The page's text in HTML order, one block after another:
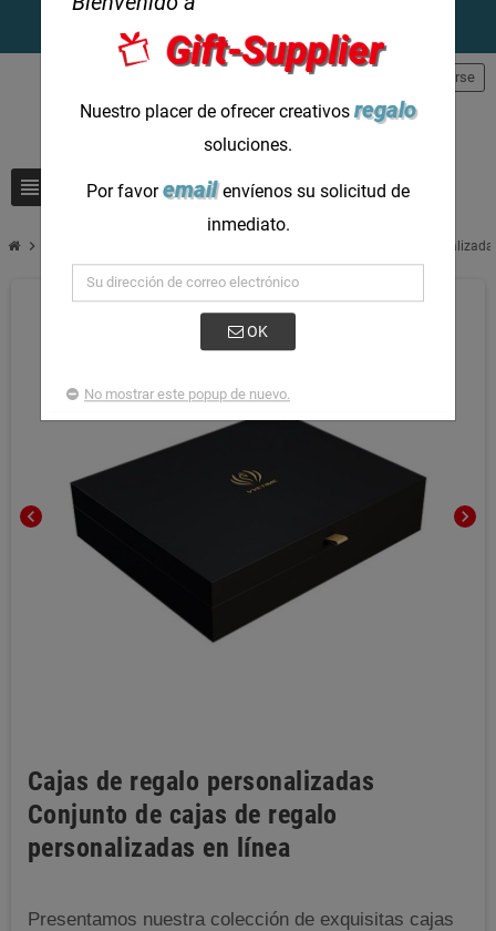
view_headline search
Registrarse
chevron_right Cajas de regalo personalizadas Conjunto de cajas de regalo
chevron_left chevron_right
Cajas de regalo personalizadas
Conjunto de cajas de regalo
personalizadas en línea
Presentamos nuestra colección de exquisitas cajas
Gift-Supplier
Nuestro placer de ofrecer creativos regalo
soluciones.
Por favoremailenvíenos su solicitud de
inmediato.
OK
No mostrar este popup de nuevo.